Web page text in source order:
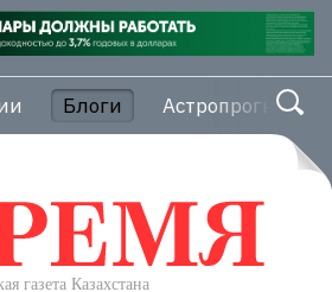
Блоги Астропрогноз